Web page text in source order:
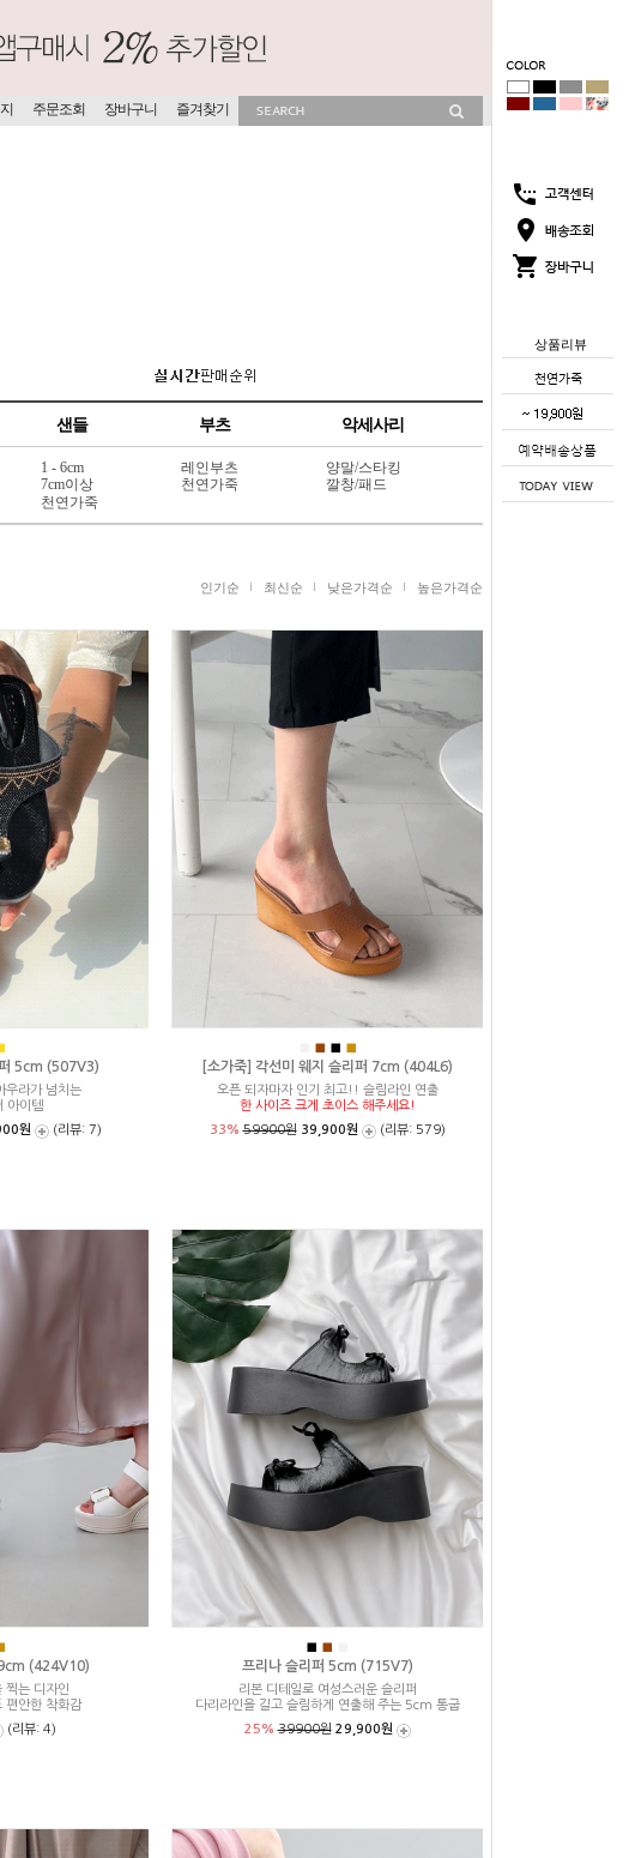
상품리뷰
주문조회 장바구니 즐겨찾기
샌들 부츠 악세사리
1 - 6cm
7cm이상
천연가죽
레인부츠
천연가죽
양말/스타킹
깔창/패드
인기순 최신순 낮은가격순 높은가격순
5cm (507V3)
우라가 넘치는
아이템
원 (리뷰: 7)
■ ■ ■
[소가죽] 각선미 웨지 슬리퍼 7cm (404L6)
오픈 되자마자 인기 최고!! 슬림라인 연출
한 사이즈 크게 초이스 해주세요!
33%59900원 39,900원 (리뷰: 579)
(424V10)
찍는 디자인
편안한 착화감
(리뷰: 4)
■ ■
프리나 슬리퍼 5cm (715V7)
리본 디테일로 여성스러운 슬리퍼
다리라인을 길고 슬림하게 연출해 주는 5cm 통굽
25%39900원 29,900원